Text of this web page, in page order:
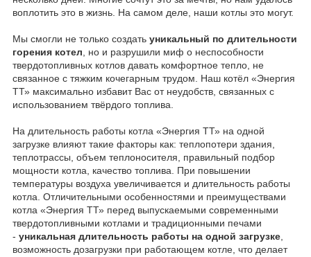
воплотить это в жизнь. На самом деле, наши котлы это могут.
Мы смогли не только создать уникальный по длительности
горения котел , но и разрушили миф о неспособности
твердотопливных котлов давать комфортное тепло, не
связанное с тяжким кочегарным трудом. Наш котёл «Энергия
ТТ» максимально избавит Вас от неудобств, связанных с
использованием твёрдого топлива.
На длительность работы котла «Энергия ТТ» на одной
загрузке влияют такие факторы как: теплопотери здания,
теплотрассы, объем теплоносителя, правильный подбор
мощности котла, качество топлива. При повышении
температуры воздуха увеличивается и длительность работы
котла. Отличительными особенностями и преимуществами
котла «Энергия ТТ» перед выпускаемыми современными
твердотопливными котлами и традиционными печами
- уникальная длительность работы на одной загрузке
возможность дозагрузки при работающем котле, что делает